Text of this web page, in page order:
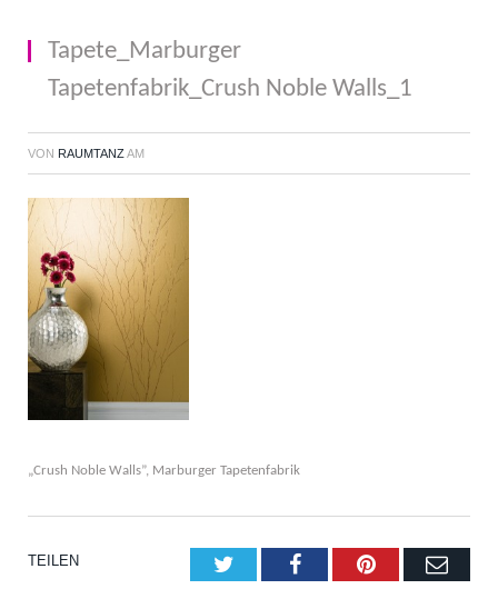
Tapete_Marburger
Tapetenfabrik_Crush Noble Walls_1
VON RAUMTANZAM
„Crush Noble Walls”, Marburger Tapetenfabrik
TEILEN TwitterFacebookPinterestE-